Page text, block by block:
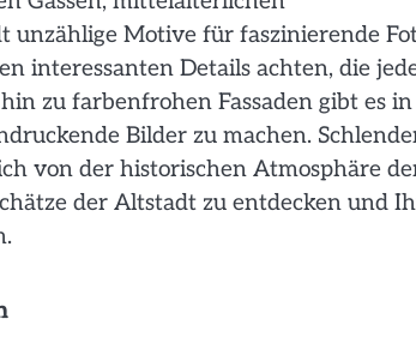
Motive für faszinierende
interessanten Details achten, die
zu farbenfrohen Fassaden gibt es
Bilder zu machen.
von der historischen Atmosphäre
der Altstadt zu entdecken und